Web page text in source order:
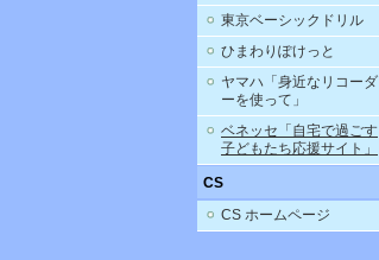
東京ベーシックドリル
ひまわりぽけっと
ヤマハ「身近なリコーダ
ーを使って」
ベネッセ「自宅で過ごす
子どもたち応援サイト」
CS
CS ホームページ